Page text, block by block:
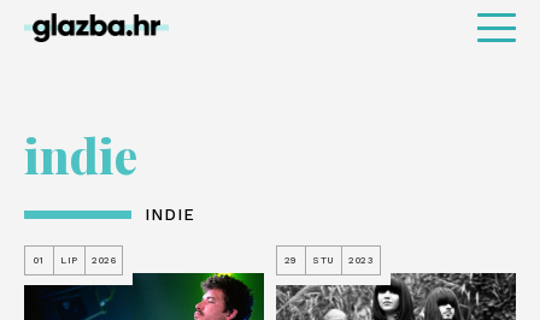
indie
INDIE
01 LIP 2026 29 STU 2023